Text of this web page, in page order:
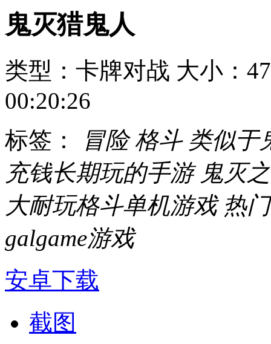
鬼灭猎鬼人
类型：卡牌对战 大小：
00:20:26
标签：
冒险 格斗 类似于
充钱长期玩的手游 鬼灭
大耐玩格斗单机游戏 热
galgame游戏
安卓下载
截图